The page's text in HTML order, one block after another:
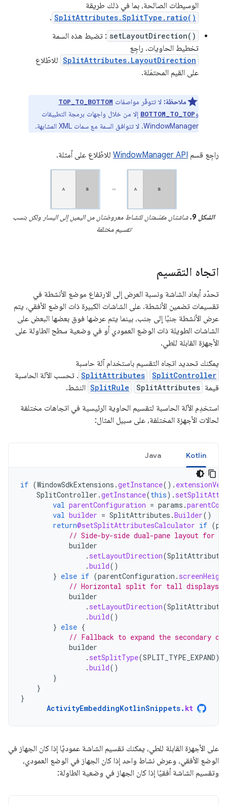
الوسيطات الصالحة، بما في ذلك طريقة
SplitAttributes.SplitType.ratio()
.
setLayoutDirection() : تضبط هذه السمة
تخطيط الحاويات. راجِع
SplitAttributes.LayoutDirection للاطّلاع
على القيم المحتمَلة.
ملاحظة: لا تتوفّر مواصفات TOP_TO_BOTTOM
وBOTTOM_TO_TOP إلا من خلال واجهات برمجة التطبيقات
WindowManager. لا تتوافق السمة مع سمات XML المشابهة.
راجِع قسم WindowManager API للاطّلاع على أمثلة.
الشكل 9.
شاشتان مقسّمتان للنشاط معروضتان من اليمين إلى اليسار ولكن بنسب
تقسيم مختلفة
اتجاه التقسيم
تحدّد أبعاد الشاشة ونسبة العرض إلى الارتفاع موضع الأنشطة في
تقسيمات تضمين الأنشطة. على الشاشات الكبيرة ذات الوضع الأفقي، يتم
عرض الأنشطة جنبًا إلى جنب، بينما يتم عرضها فوق بعضها البعض على
الشاشات الطويلة ذات الوضع العمودي أو في وضعية سطح الطاولة على
الأجهزة القابلة للطي.
يمكنك تحديد اتجاه التقسيم باستخدام آلة حاسبة
SplitController
SplitAttributes . تحسب الآلة الحاسبة
قيمة SplitAttributes
SplitRule النشط.
استخدِم الآلة الحاسبة لتقسيم الحاوية الرئيسية في اتجاهات مختلفة
لحالات الأجهزة المختلفة، على سبيل المثال:
Kotlin
Java
if (WindowSdkExtensions .getInstance().
SplitController .getInstance(this).
val parentConfiguration = params .
val builder = SplitAttributes .Builder()
return@setSplitAttributesCalculator if (
// Side-by-side dual-pane layout for
builder
. setLayoutDirection(
.build()
} else if (parentConfiguration .
// Horizontal split for tall displays.
builder
. setLayoutDirection(
.build()
} else {
// Fallback to expand the secondary
builder
. setSplitType(SPLIT_TYPE_EXPAND)
.build()
}
}
}
ActivityEmbeddingKotlinSnippets. kt
على الأجهزة القابلة للطي، يمكنك تقسيم الشاشة عموديًا إذا كان الجهاز في
الوضع الأفقي، وعرض نشاط واحد إذا كان الجهاز في الوضع العمودي،
وتقسيم الشاشة أفقيًا إذا كان الجهاز في وضعية الطاولة: